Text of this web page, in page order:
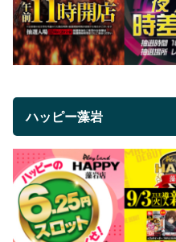
ハッピー藻岩